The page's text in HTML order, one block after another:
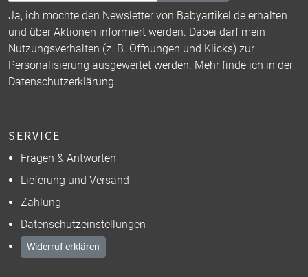
Ja, ich möchte den Newsletter von Babyartikel.de erhalten
und über Aktionen informiert werden. Dabei darf mein
Nutzungsverhalten (z. B. Öffnungen und Klicks) zur
Personalisierung ausgewertet werden. Mehr finde ich in der
Datenschutzerklärung.
SERVICE
Fragen & Antworten
Lieferung und Versand
Zahlung
Datenschutzeinstellungen
Widerruf erklären